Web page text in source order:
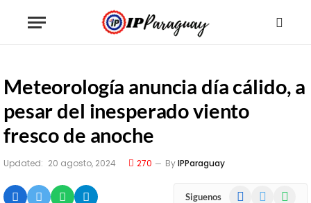
Meteorología anuncia día cálido, a
pesar del inesperado viento
fresco de anoche
Updated: 20 agosto, 2024 270 ByIPParaguay
Siguenos Facebook